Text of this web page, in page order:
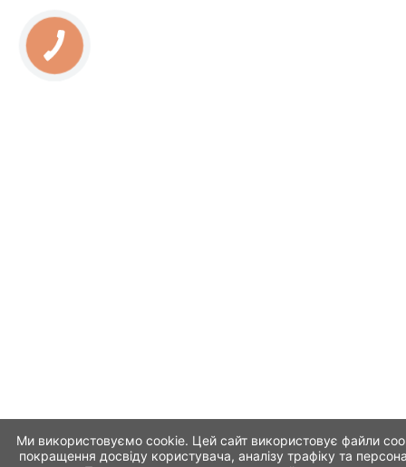
Ми використовуємо cookie. Цей сайт використовує файли
покращення досвіду користувача, аналізу трафіку та